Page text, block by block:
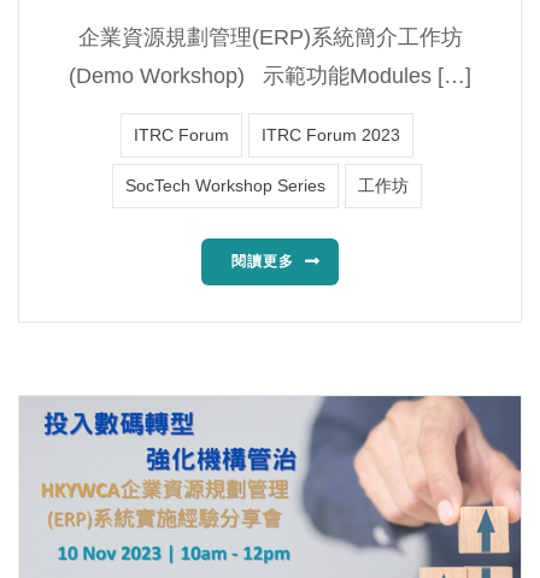
企業資源規劃管理(ERP)系統簡介工作坊
(Demo Workshop) 示範功能Modules […]
ITRC Forum ITRC Forum 2023
SocTech Workshop Series 工作坊
閱讀更多